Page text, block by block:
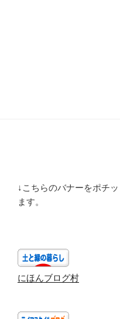
↓こちらのバナーをポチ
ます。
にほんブログ村